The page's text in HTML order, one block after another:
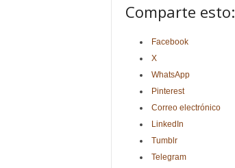
Comparte esto:
Facebook
X
WhatsApp
Pinterest
Correo electrónico
LinkedIn
Tumblr
Telegram